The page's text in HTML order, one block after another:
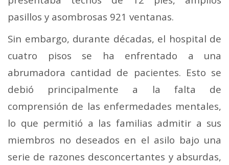
pasillos y asombrosas 921 ventanas.
Sin embargo, durante décadas, el hospital de
cuatro pisos se ha enfrentado a una
abrumadora cantidad de pacientes. Esto se
debió principalmente a la falta de
comprensión de las enfermedades mentales,
lo que permitió a las familias admitir a sus
miembros no deseados en el asilo bajo una
serie de razones desconcertantes y absurdas,